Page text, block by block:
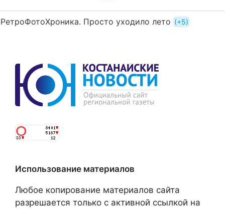
РетроФотоХроника. Просто уходило лето +5
Использование материалов
Любое копирование материалов сайта
разрешается только с активной ссылкой на